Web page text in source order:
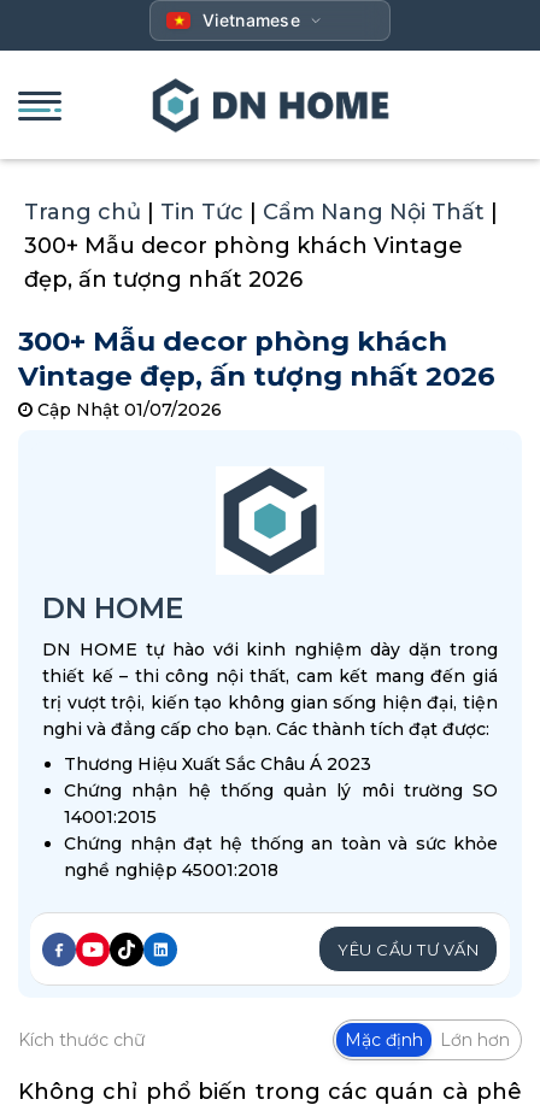
qua
dung
Vietnamese
Trang chủ Tin Tức Cẩm Nang Nội Thất
300+ Mẫu decor phòng khách Vintage
đẹp, ấn tượng nhất 2026
300+ Mẫu decor phòng khách
Vintage đẹp, ấn tượng nhất 2026
Cập Nhật 01/07/2026
DN HOME
DN HOME tự hào với kinh nghiệm dày dặn trong
thiết kế – thi công nội thất, cam kết mang đến giá
trị vượt trội, kiến tạo không gian sống hiện đại, tiện
nghi và đẳng cấp cho bạn. Các thành tích đạt được:
Thương Hiệu Xuất Sắc Châu Á 2023
Chứng nhận hệ thống quản lý môi trường SO
14001:2015
Chứng nhận đạt hệ thống an toàn và sức khỏe
nghề nghiệp 45001:2018
YÊU CẦU TƯ VẤN
Kích thước chữ Mặc định Lớn hơn
Không chỉ phổ biến trong các quán cà phê